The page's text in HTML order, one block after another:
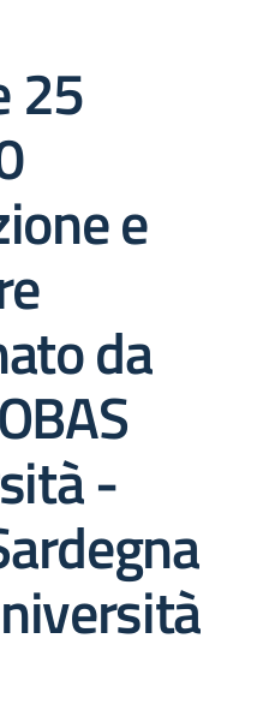
25
e
da
-